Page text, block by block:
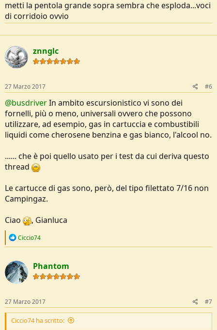
metti la pentola grande sopra sembra che esploda...voci
di corridoio ovvio
znnglc
27 Marzo 2017 #6
@busdriverIn ambito escursionistico vi sono dei
fornelli, più o meno, universali ovvero che possono
utilizzare, ad esempio, gas in cartuccia e combustibili
liquidi come cherosene benzina e gas bianco, l'alcool no.
...... che è poi quello usato per i test da cui deriva questo
thread
Le cartucce di gas sono, però, del tipo filettato 7/16 non
Campingaz.
Ciao
, Gianluca
R
c
t
i
o
s
:
Ciccio74
Phantom
27 Marzo 2017 #7
Ciccio74 ha scritto: